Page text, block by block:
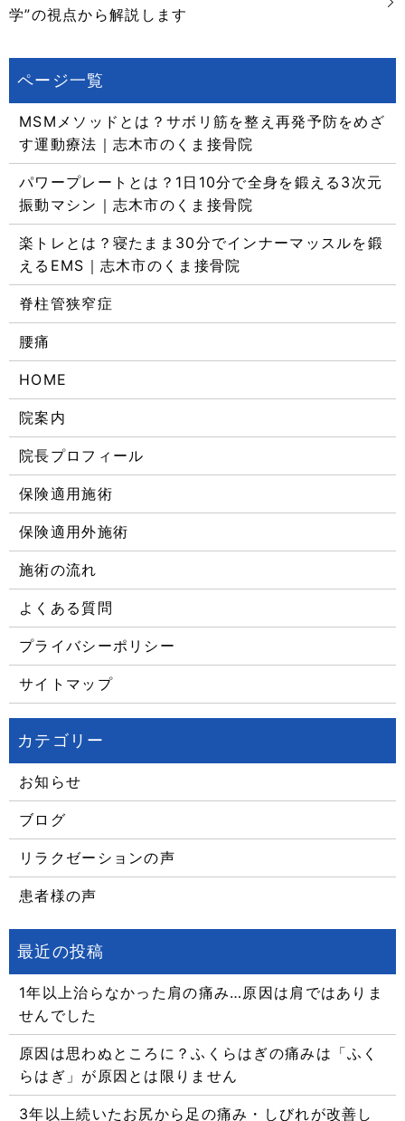
学”の視点から解説します
MSMメソッドとは？サボリ筋を整え再発予防をめざ
す運動療法｜志木市のくま接骨院
パワープレートとは？1日10分で全身を鍛える3次元
振動マシン｜志木市のくま接骨院
楽トレとは？寝たまま30分でインナーマッスルを鍛
えるEMS｜志木市のくま接骨院
脊柱管狭窄症
腰痛
HOME
院案内
院長プロフィール
保険適用施術
保険適用外施術
施術の流れ
よくある質問
プライバシーポリシー
サイトマップ
お知らせ
ブログ
リラクゼーションの声
患者様の声
1年以上治らなかった肩の痛み…原因は肩ではありま
せんでした
原因は思わぬところに？ふくらはぎの痛みは「ふく
らはぎ」が原因とは限りません
3年以上続いたお尻から足の痛み・しびれが改善し